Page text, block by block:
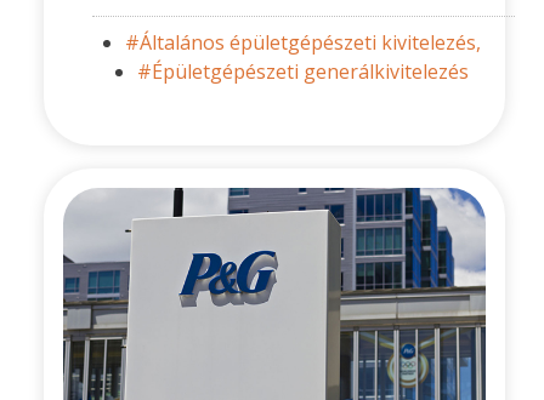
#Általános épületgépészeti kivitelezés,
#Épületgépészeti generálkivitelezés